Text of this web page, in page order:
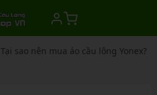
Tại sao nên mua áo cầu lông Yonex?